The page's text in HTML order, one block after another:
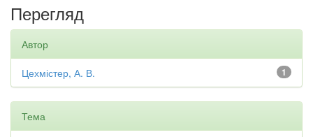
Перегляд
Автор
1
Цехмістер, А. В.
Тема